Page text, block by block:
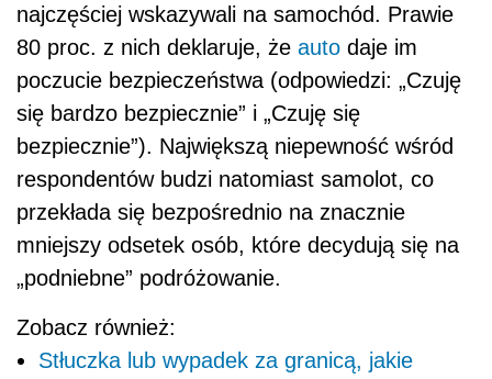
najczęściej wskazywali na samochód. Prawie
80 proc. z nich deklaruje, że auto daje im
poczucie bezpieczeństwa (odpowiedzi: „Czuję
się bardzo bezpiecznie” i „Czuję się
bezpiecznie”). Największą niepewność wśród
respondentów budzi natomiast samolot, co
przekłada się bezpośrednio na znacznie
mniejszy odsetek osób, które decydują się na
„podniebne” podróżowanie.
Zobacz również:
Stłuczka lub wypadek za granicą, jakie